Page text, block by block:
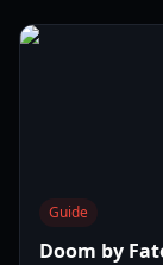
Guide
Doom by